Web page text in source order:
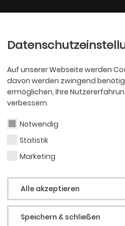
Auf unserer Webseite werden
davon werden zwingend
ermöglichen, Ihre
verbessern.
Notwendig
Statistik
Marketing
Alle akzeptieren
Speichern & schließen